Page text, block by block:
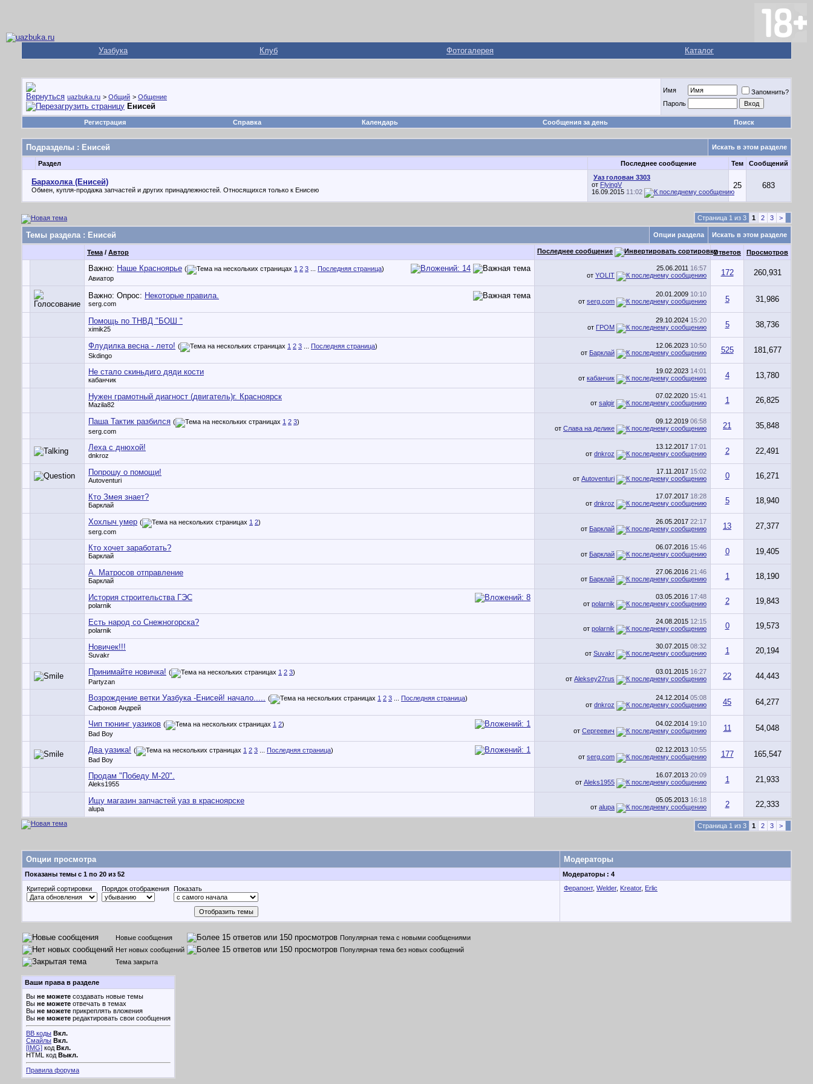
Уазбука Клуб Фотогалерея Каталог
uazbuka.ru > Общий > Общение
Енисей
Имя
Запомнить?
Пароль
Регистрация Справка Календарь Сообщения за день Поиск
Подразделы : Енисей Искать в этом разделе
Раздел Последнее сообщение Тем Сообщений
Барахолка (Енисей)
Обмен, купля-продажа запчастей и других принадлежностей. Относящихся только к Енисею
Уаз голован 3303
от FlyingV
16.09.2015 11:02
25 683
Страница 1 из 3 1 2 3 >
Темы раздела: Енисей Опции раздела Искать в этом разделе
Тема / Автор Последнее сообщение Ответов Просмотров
Важно: Наше Красноярье ( 1 2 3 Последняя страница)
Авиатор
25.06.2011 16:57
от YOLIT 172 260,931
Важно: Опрос: Некоторые правила.
serg.com
20.01.2009 10:10
от serg.com 5 31,986
Помощь по ТНВД "БОШ "
ximik25
29.10.2024 15:20
от ГРОМ 5 38,736
Флудилка весна - лето! ( 1 2 3 Последняя страница)
Skdingo
12.06.2023 10:50
от Барклай 525 181,677
Не стало скиньдиго дяди кости
кабанчик
19.02.2023 14:01
от кабанчик 4 13,780
Нужен грамотный диагност (двигатель)г. Красноярск
Mazila82
07.02.2020 15:41
от salgir 1 26,825
Паша Тактик разбился ( 1 2 3)
serg.com
09.12.2019 06:58
от Слава на делике 21 35,848
Леха с днюхой!
dnkroz
13.12.2017 17:01
от dnkroz 2 22,491
Попрошу о помощи!
Autoventuri
17.11.2017 15:02
от Autoventuri 0 16,271
Кто Змея знает?
Барклай
17.07.2017 18:28
от dnkroz 5 18,940
Хохлыч умер ( 1 2)
serg.com
26.05.2017 22:17
от Барклай 13 27,377
Кто хочет заработать?
Барклай
06.07.2016 15:46
от Барклай 0 19,405
А. Матросов отправление
Барклай
27.06.2016 21:46
от Барклай 1 18,190
История строительства ГЭС
polarnik
03.05.2016 17:48
от polarnik 2 19,843
Есть народ со Снежногорска?
polarnik
24.08.2015 12:15
от polarnik 0 19,573
Новичек!!!
Suvakr
30.07.2015 08:32
от Suvakr 1 20,194
Принимайте новичка! ( 1 2 3)
Partyzan
03.01.2015 16:27
от Aleksey27rus 22 44,443
Возрождение ветки Уазбука -Енисей! начало..... ( 1 2 3 Последняя страница)
Сафонов Андрей
24.12.2014 05:08
от dnkroz 45 64,277
Чип тюнинг уазиков ( 1 2)
Bad Boy
04.02.2014 19:10
от Сергеевич 11 54,048
Два уазика! ( 1 2 3 Последняя страница)
Bad Boy
02.12.2013 10:55
от serg.com 177 165,547
Продам "Победу М-20".
Aleks1955
16.07.2013 20:09
от Aleks1955 1 21,933
Ищу магазин запчастей уаз в красноярске
alupa
05.05.2013 16:18
от alupa 2 22,333
Страница 1 из 3 1 2 3 >
Опции просмотра Модераторы
Показаны темы с 1 по 20 из 52
Модераторы : 4
Критерий сортировки
Порядок отображения Показать Ферапонт, Welder, Kreator, Erlic
Новые сообщения
Популярная тема с новыми сообщениями
Нет новых сообщений
Популярная тема без новых сообщений
Тема закрыта
Ваши права в разделе
Вы не можете создавать новые темы
Вы не можете отвечать в темах
Вы не можете прикреплять вложения
Вы не можете редактировать свои сообщения
BB коды Вкл.
Смайлы Вкл.
[IMG] код Вкл.
HTML код Выкл.
Правила форума